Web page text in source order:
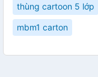
thùng cartoon 5 lớp
mbm1 carton